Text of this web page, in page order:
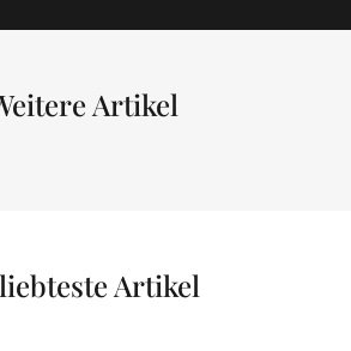
Artikel
Artikel